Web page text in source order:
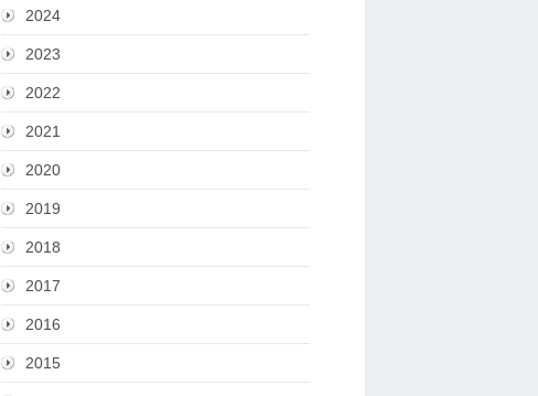
2024
2023
2022
2021
2020
2019
2018
2017
2016
2015